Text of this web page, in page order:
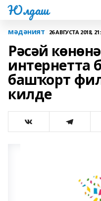
Юлдаш
мәдәният 26 АВГУСТА 2018,
Рәсәй
интернетта
башҡорт
килде